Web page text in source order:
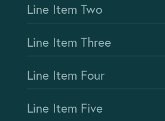
Line Item Two
Line Item Three
Line Item Four
Line Item Five